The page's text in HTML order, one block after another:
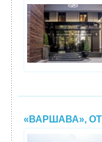
«ВАРШАВА»,